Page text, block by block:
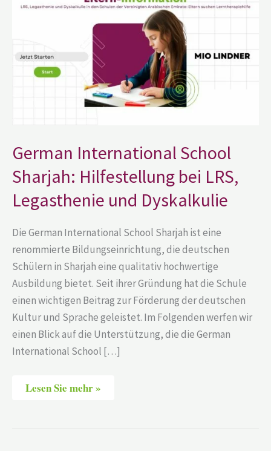
German International School
Sharjah: Hilfestellung bei LRS,
Legasthenie und Dyskalkulie
Die German International School Sharjah ist eine
renommierte Bildungseinrichtung, die deutschen
Schülern in Sharjah eine qualitativ hochwertige
Ausbildung bietet. Seit ihrer Gründung hat die Schule
einen wichtigen Beitrag zur Förderung der deutschen
Kultur und Sprache geleistet. Im Folgenden werfen wir
einen Blick auf die Unterstützung, die die German
International School […]
School
LRS,
Legasthenie
und
Lesen Sie mehr »